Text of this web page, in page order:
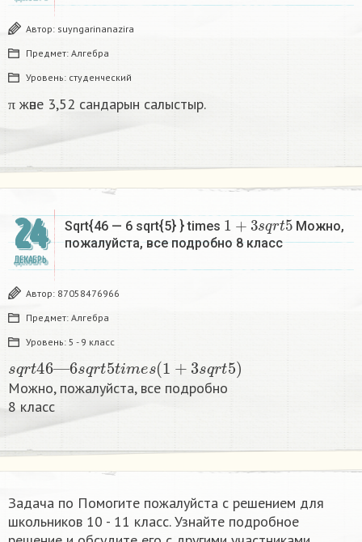
Автор: suyngarinanazira
Предмет: Алгебра
Уровень: студенческий
π және 3,52 сандарын салыстыр.
24
ДЕКАБРЬ
Sqrt{46 — 6 sqrt{5} } times
1+3sqrt5
Можно,
пожалуйста, все подробно 8 класс​
Автор: 87058476966
Предмет: Алгебра
Уровень: 5 - 9 класс
46 6 5 (1 sq )
Можно, пожалуйста, все подробно
8 класс​
Задача по Помогите пожалуйста с решением для
школьников 10 - 11 класс. Узнайте подробное